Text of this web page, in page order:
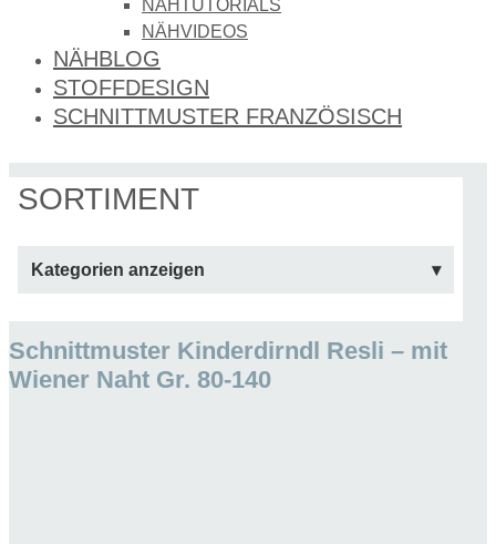
NÄHTUTORIALS
NÄHVIDEOS
NÄHBLOG
STOFFDESIGN
SCHNITTMUSTER FRANZÖSISCH
SORTIMENT
Kategorien anzeigen
Schnittmuster Kinderdirndl Resli – mit
Wiener Naht Gr. 80-140